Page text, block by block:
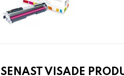
SENAST VISADE